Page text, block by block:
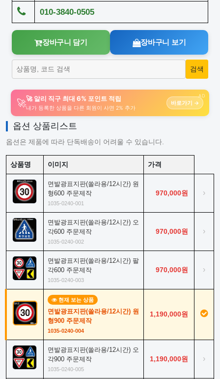
010-3840-0505
장바구니 담기 장바구니 보기
AD
🚀🚀 알리 직구 최대 6% 포인트 적립
내가 등록한 상품을 다른 회원이 사면 2% 추가
바로가기 →
옵션 상품리스트
옵션은 제품에 따라 단독배송이 어려울 수 있습니다.
상품명 이미지 가격
면발광표지판(쏠라용/12시간) 원
형600 주문제작
1035-0240-001
970,000원 ›
면발광표지판(쏠라용/12시간) 오
각600 주문제작
1035-0240-002
970,000원 ›
면발광표지판(쏠라용/12시간) 팔
각600 주문제작
1035-0240-003
970,000원 ›
현재 보는 상품
면발광표지판(쏠라용/12시간) 원
형900 주문제작
1035-0240-004
1,190,000원
면발광표지판(쏠라용/12시간) 오
각900 주문제작
1035-0240-005
1,190,000원 ›